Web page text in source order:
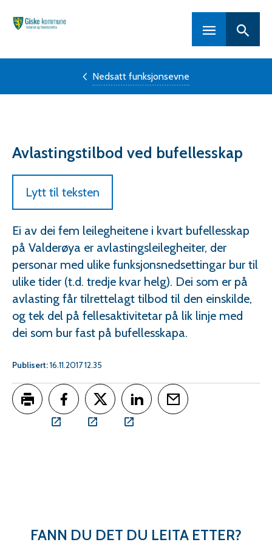
Nedsatt funksjonsevne
Avlastingstilbod ved bufellesskap
Lytt til teksten
Ei av dei fem leilegheitene i kvart bufellesskap
på Valderøya er avlastingsleilegheiter, der
personar med ulike funksjonsnedsettingar bur til
ulike tider (t.d. tredje kvar helg). Dei som er på
avlasting får tilrettelagt tilbod til den einskilde,
og tek del på fellesaktivitetar på lik linje med
dei som bur fast på bufellesskapa.
Publisert 16.11.2017 12.35
Del på Facebook
Del på TwitterDel på LinkedIn
FANN DU DET DU LEITA ETTER?